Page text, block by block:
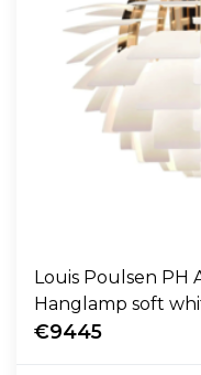
Louis Poulsen PH
Hanglamp soft
€9445